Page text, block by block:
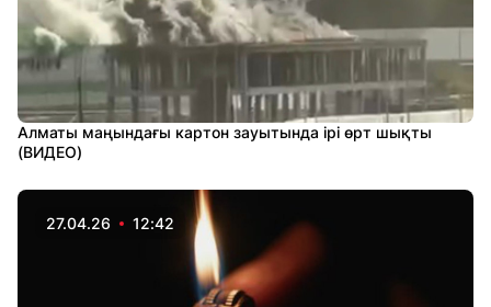
Алматы маңындағы картон зауытында ірі өрт шықты
(ВИДЕО)
27.04.26 12:42